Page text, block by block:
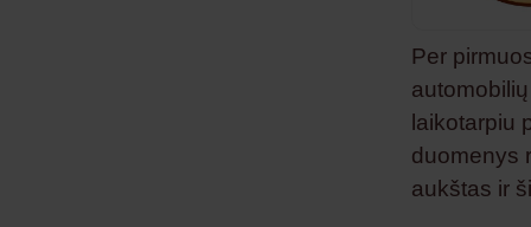
Per
laikotarpiu
duomenys
aukštas ir